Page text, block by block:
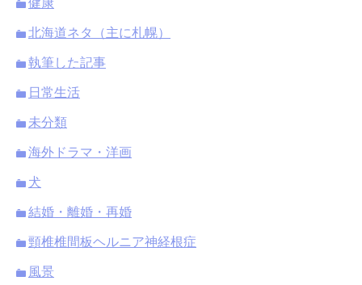
北海道ネタ（主に札幌）
執筆した記事
日常生活
未分類
海外ドラマ・洋画
犬
結婚・離婚・再婚
頸椎椎間板ヘルニア神経根症
風景